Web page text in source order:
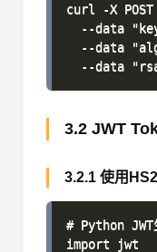
curl -X
--data
--data
3.2 JWT
3.2.1 使用
# Python JWT
import jwt